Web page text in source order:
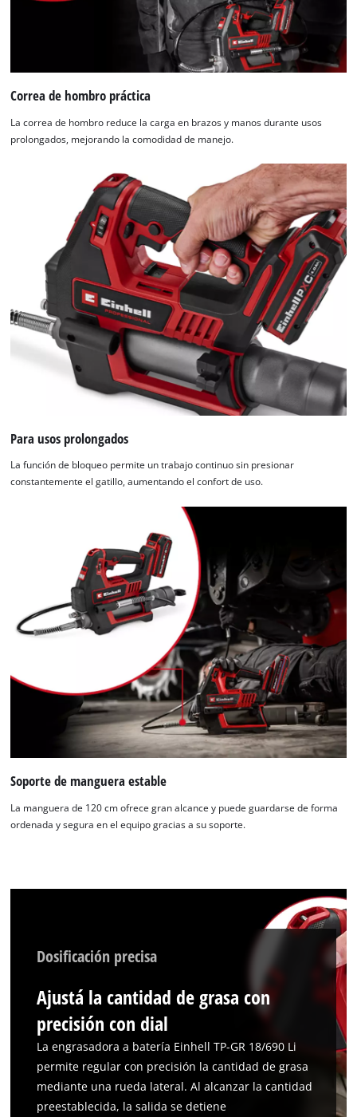
Correa de hombro práctica
La correa de hombro reduce la carga en brazos y manos durante usos
prolongados, mejorando la comodidad de manejo.
Para usos prolongados
La función de bloqueo permite un trabajo continuo sin presionar
constantemente el gatillo, aumentando el confort de uso.
Soporte de manguera estable
La manguera de 120 cm ofrece gran alcance y puede guardarse de forma
ordenada y segura en el equipo gracias a su soporte.
Dosificación precisa
Ajustá la cantidad de grasa con
precisión con dial
La engrasadora a batería Einhell TP-GR 18/690 Li
permite regular con precisión la cantidad de grasa
mediante una rueda lateral. Al alcanzar la cantidad
preestablecida, la salida se detiene